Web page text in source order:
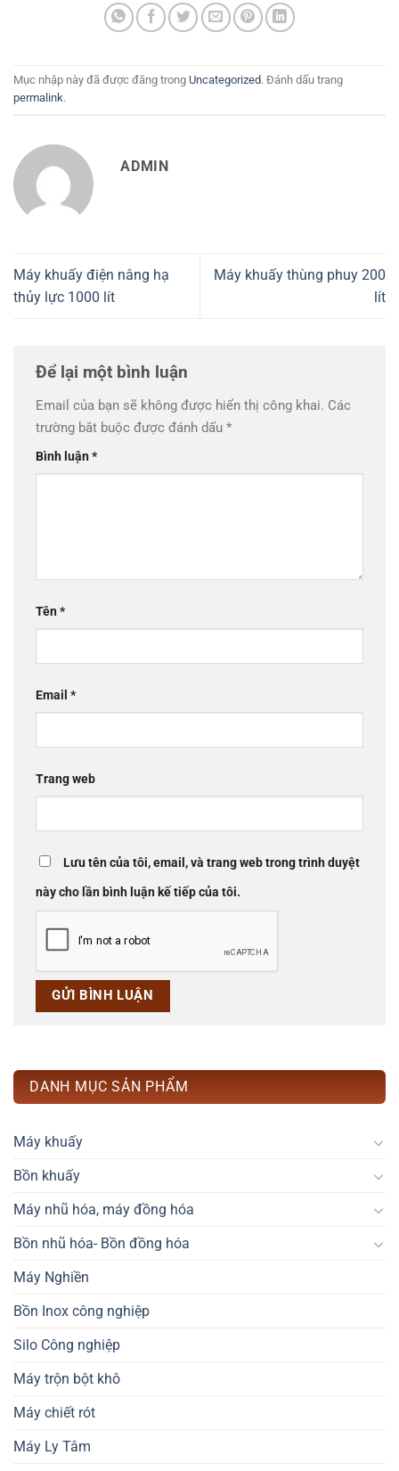
Mục nhập này đã được đăng trong Uncategorized. Đánh dấu trang
permalink.
ADMIN
Máy khuấy điện nâng hạ
thủy lực 1000 lít
Máy khuấy thùng phuy 200
lít
Để lại một bình luận
Email của bạn sẽ không được hiển thị công khai. Các
trường bắt buộc được đánh dấu *
Bình luận*
Tên*
Email *
Trang web
Lưu tên của tôi, email, và trang web trong trình duyệt
này cho lần bình luận kế tiếp của tôi.
DANH MỤC SẢN PHẨM
Máy khuấy
Bồn khuấy
Máy nhũ hóa, máy đồng hóa
Bồn nhũ hóa- Bồn đồng hóa
Máy Nghiền
Bồn Inox công nghiệp
Silo Công nghiệp
Máy trộn bột khô
Máy chiết rót
Máy Ly Tâm